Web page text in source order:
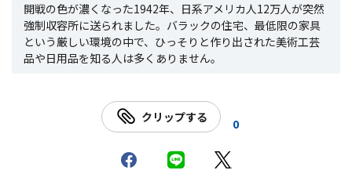
開戦の色が濃くなった1942年、日系アメリカ人12万人が突然
強制収容所に送られました。バラックの住宅、最低限の家具
という厳しい環境の中で、ひっそりと作り出された美術工芸
品や日用品を知る人は多くありません。
クリップする 0